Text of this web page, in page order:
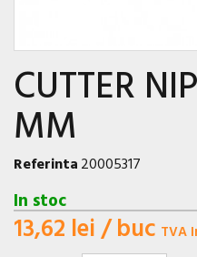
CUTTER
MM
Referinta20005317
In stoc
13,62 lei/ buc TVA